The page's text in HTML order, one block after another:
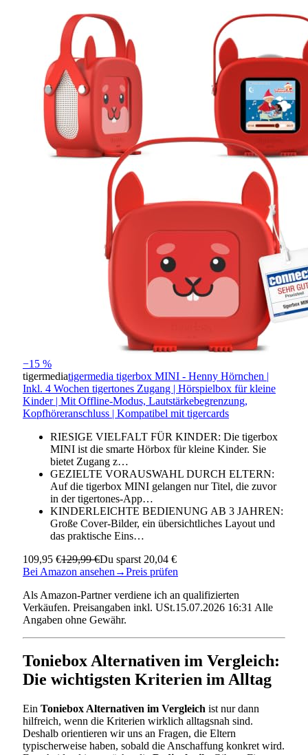
−15 %
tigermediatigermedia tigerbox MINI - Henny Hörnchen |
Inkl. 4 Wochen tigertones Zugang | Hörspielbox für kleine
Kinder | Mit Offline-Modus, Lautstärkebegrenzung,
Kopfhöreranschluss | Kompatibel mit tigercards
RIESIGE VIELFALT FÜR KINDER: Die tigerbox
MINI ist die smarte Hörbox für kleine Kinder. Sie
bietet Zugang z…
GEZIELTE VORAUSWAHL DURCH ELTERN:
Auf die tigerbox MINI gelangen nur Titel, die zuvor
in der tigertones-App…
KINDERLEICHTE BEDIENUNG AB 3 JAHREN:
Große Cover-Bilder, ein übersichtliches Layout und
das praktische Eins…
109,95 €129,99 €Du sparst 20,04 €
Bei Amazon ansehen →Preis prüfen
Als Amazon-Partner verdiene ich an qualifizierten
Verkäufen. Preisangaben inkl. USt.15.07.2026 16:31 Alle
Angaben ohne Gewähr.
Toniebox Alternativen im Vergleich:
Die wichtigsten Kriterien im Alltag
Ein Toniebox Alternativen im Vergleich ist nur dann
hilfreich, wenn die Kriterien wirklich alltagsnah sind.
Deshalb orientieren wir uns an Fragen, die Eltern
typischerweise haben, sobald die Anschaffung konkret wird.